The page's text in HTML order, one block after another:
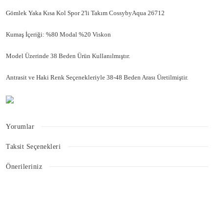
Gömlek Yaka Kısa Kol Spor 2'li Takım CossybyAqua 26712
Kumaş İçeriği: %80 Modal %20 Viskon
Model Üzerinde 38 Beden Ürün Kullanılmıştır.
Antrasit ve Haki Renk Seçenekleriyle 38-48 Beden Arası Üretilmiştir.
Yorumlar
Taksit Seçenekleri
Önerileriniz